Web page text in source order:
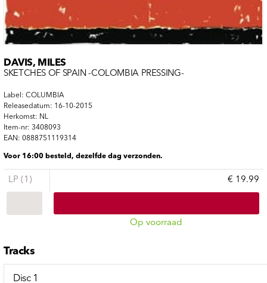
DAVIS, MILES
SKETCHES OF SPAIN -COLOMBIA PRESSING-
Label: COLUMBIA
Releasedatum: 16-10-2015
Herkomst: NL
Item-nr: 3408093
EAN: 0888751119314
Voor 16:00 besteld, dezelfde dag verzonden.
LP (1) € 19.99
Op voorraad
Tracks
Disc 1